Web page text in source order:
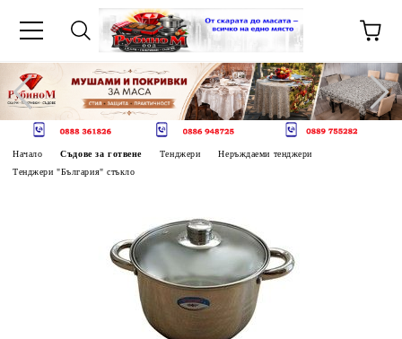
Начало Съдове за готвене Тенджери
Неръждаеми тенджери
Тенджери "България" стъкло